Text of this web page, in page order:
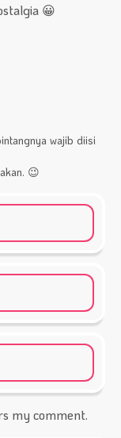
😀
wajib diisi
😉
my comment.